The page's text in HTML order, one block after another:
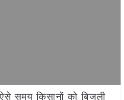
ऐसे समय किसानों को बिजली